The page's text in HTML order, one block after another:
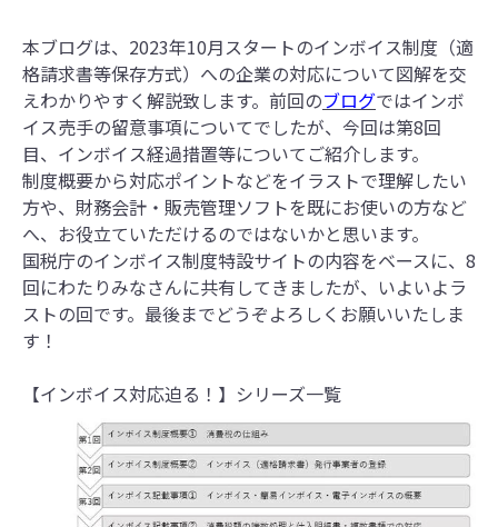
本ブログは、2023年10月スタートのインボイス制度（適
格請求書等保存方式）への企業の対応について図解を交
えわかりやすく解説致します。前回のブログではインボ
イス売手の留意事項についてでしたが、今回は第8回
目、インボイス経過措置等についてご紹介します。
制度概要から対応ポイントなどをイラストで理解したい
方や、財務会計・販売管理ソフトを既にお使いの方など
へ、お役立ていただけるのではないかと思います。
国税庁のインボイス制度特設サイトの内容をベースに、8
回にわたりみなさんに共有してきましたが、いよいよラ
ストの回です。最後までどうぞよろしくお願いいたしま
す！
【インボイス対応迫る！】シリーズ一覧